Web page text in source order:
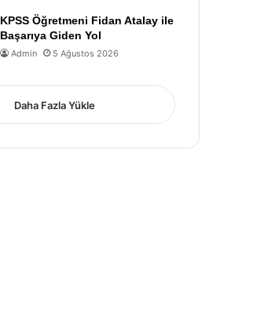
KPSS Öğretmeni Fidan Atalay ile
Başarıya Giden Yol
Admin 5 Ağustos 2026
Daha Fazla Yükle